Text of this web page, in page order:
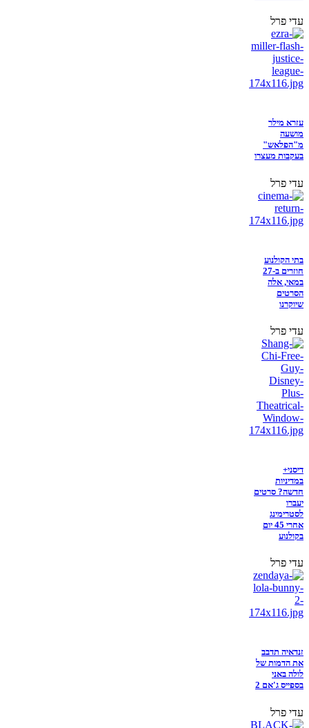
עדי פרל
עזרא מילר
מושעה
מ"הפלאש"
בעקבות מעצרו
עדי פרל
בתי הקולנוע
חוזרים ב-27
במאי, אלה
הסרטים
שיוקרנו
עדי פרל
דיסני+
במדיניות
חדשה? סרטים
יעברו
לסטרימינג
אחרי 45 יום
בקולנוע
עדי פרל
זנדאיה תדבב
את הדמות של
לולה באני
בספייס ג'אם 2
עדי פרל